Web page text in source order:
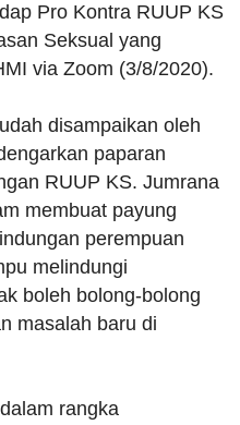
Pro Kontra RUUP KS
Seksual yang
via Zoom (3/8/2020).
disampaikan oleh
paparan
RUUP KS. Jumrana
membuat payung
perempuan
melindungi
boleh bolong-bolong
masalah baru di
rangka